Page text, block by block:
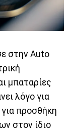
στην Auto
μπαταρίες
λόγο για
προσθήκη
στον ίδιο